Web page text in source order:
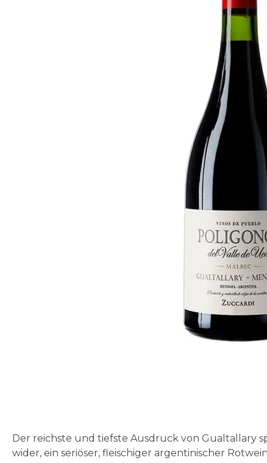
springen
Der reichste und tiefste Ausdruck von Gualtallary
wider, ein seriöser, fleischiger argentinischer